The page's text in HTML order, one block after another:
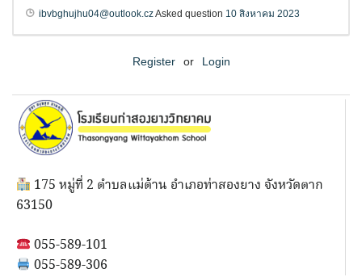
ibvbghujhu04@outlook.czAsked question 10 สิงหาคม 2023
Register or Login
175 หมู่ที่ 2 ตำบลแม่ต้าน อำเภอท่าสองยาง จังหวัดตาก
63150
055-589-101
055-589-306